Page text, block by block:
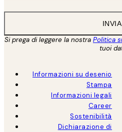
INVIA
Si prega di leggere la nostra Politica
tuoi
Informazioni su desenio
Stampa
Informazioni legali
Career
Sostenibilità
Dichiarazione di